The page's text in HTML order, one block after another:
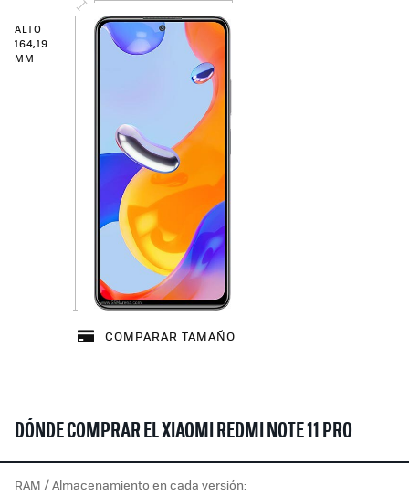
ALTO
164,19
MM
COMPARAR TAMAÑO
DÓNDE COMPRAR EL XIAOMI REDMI NOTE 11 PRO
RAM / Almacenamiento en cada versión: